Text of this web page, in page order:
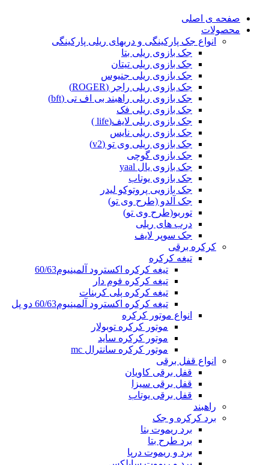
صفحه ی اصلی
محصولات
انواع جک پارکینگی و دربهای ریلی پارکینگی
جک بازوی ریلی بتا
جک بازوی ریلی تیتان
جک بازوی ریلی جنیوس
جک بازوی ریلی راجر (ROGER)
جک بازوی ریلی راهبند بی اف تی (bft)
جک بازوی ریلی فک
جک بازوی ریلی لایف(life )
جک بازوی ریلی نایس
جک بازوی ریلی وی تو (v2)
جک بازوی گوچی
جک بازوی یال yaal
جک بازوی یوتاب
جک بازویی پروتوکو لیدر
جک آلدو (طرح وی تو)
توربو(طرح وی تو)
درب های ریلی
جک سوپر لایف
کرکره برقی
تیغه کرکره
تیغه کرکره اکسترود آلمینیوم60/63
تیغه کرکره فوم دار
تیغه کرکره پلی کربنات
تیغه کرکره اکسترود آلمینیوم60/63 دو پل
انواع موتور کرکره
موتور کرکره توبولار
موتور کرکره ساید
موتور کرکره سانترال mc
انواع قفل برقی
قفل برقی کاویان
قفل برقی سیزا
قفل برقی یوتاب
راهبند
برد کرکره و جک
برد ریموت بتا
برد طرح بتا
برد و ریموت درپا